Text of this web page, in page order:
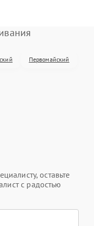
Первомайский
оставьте
с радостью